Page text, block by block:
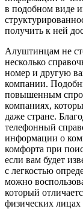
в подобном виде
получить к ней
Алуштинцам не
несколько
номер и другую
компании.
повышенным
компаниях,
даже стране.
телефонный
информации о
комфорта при
если вам будет
с легкостью
можно
который
физических